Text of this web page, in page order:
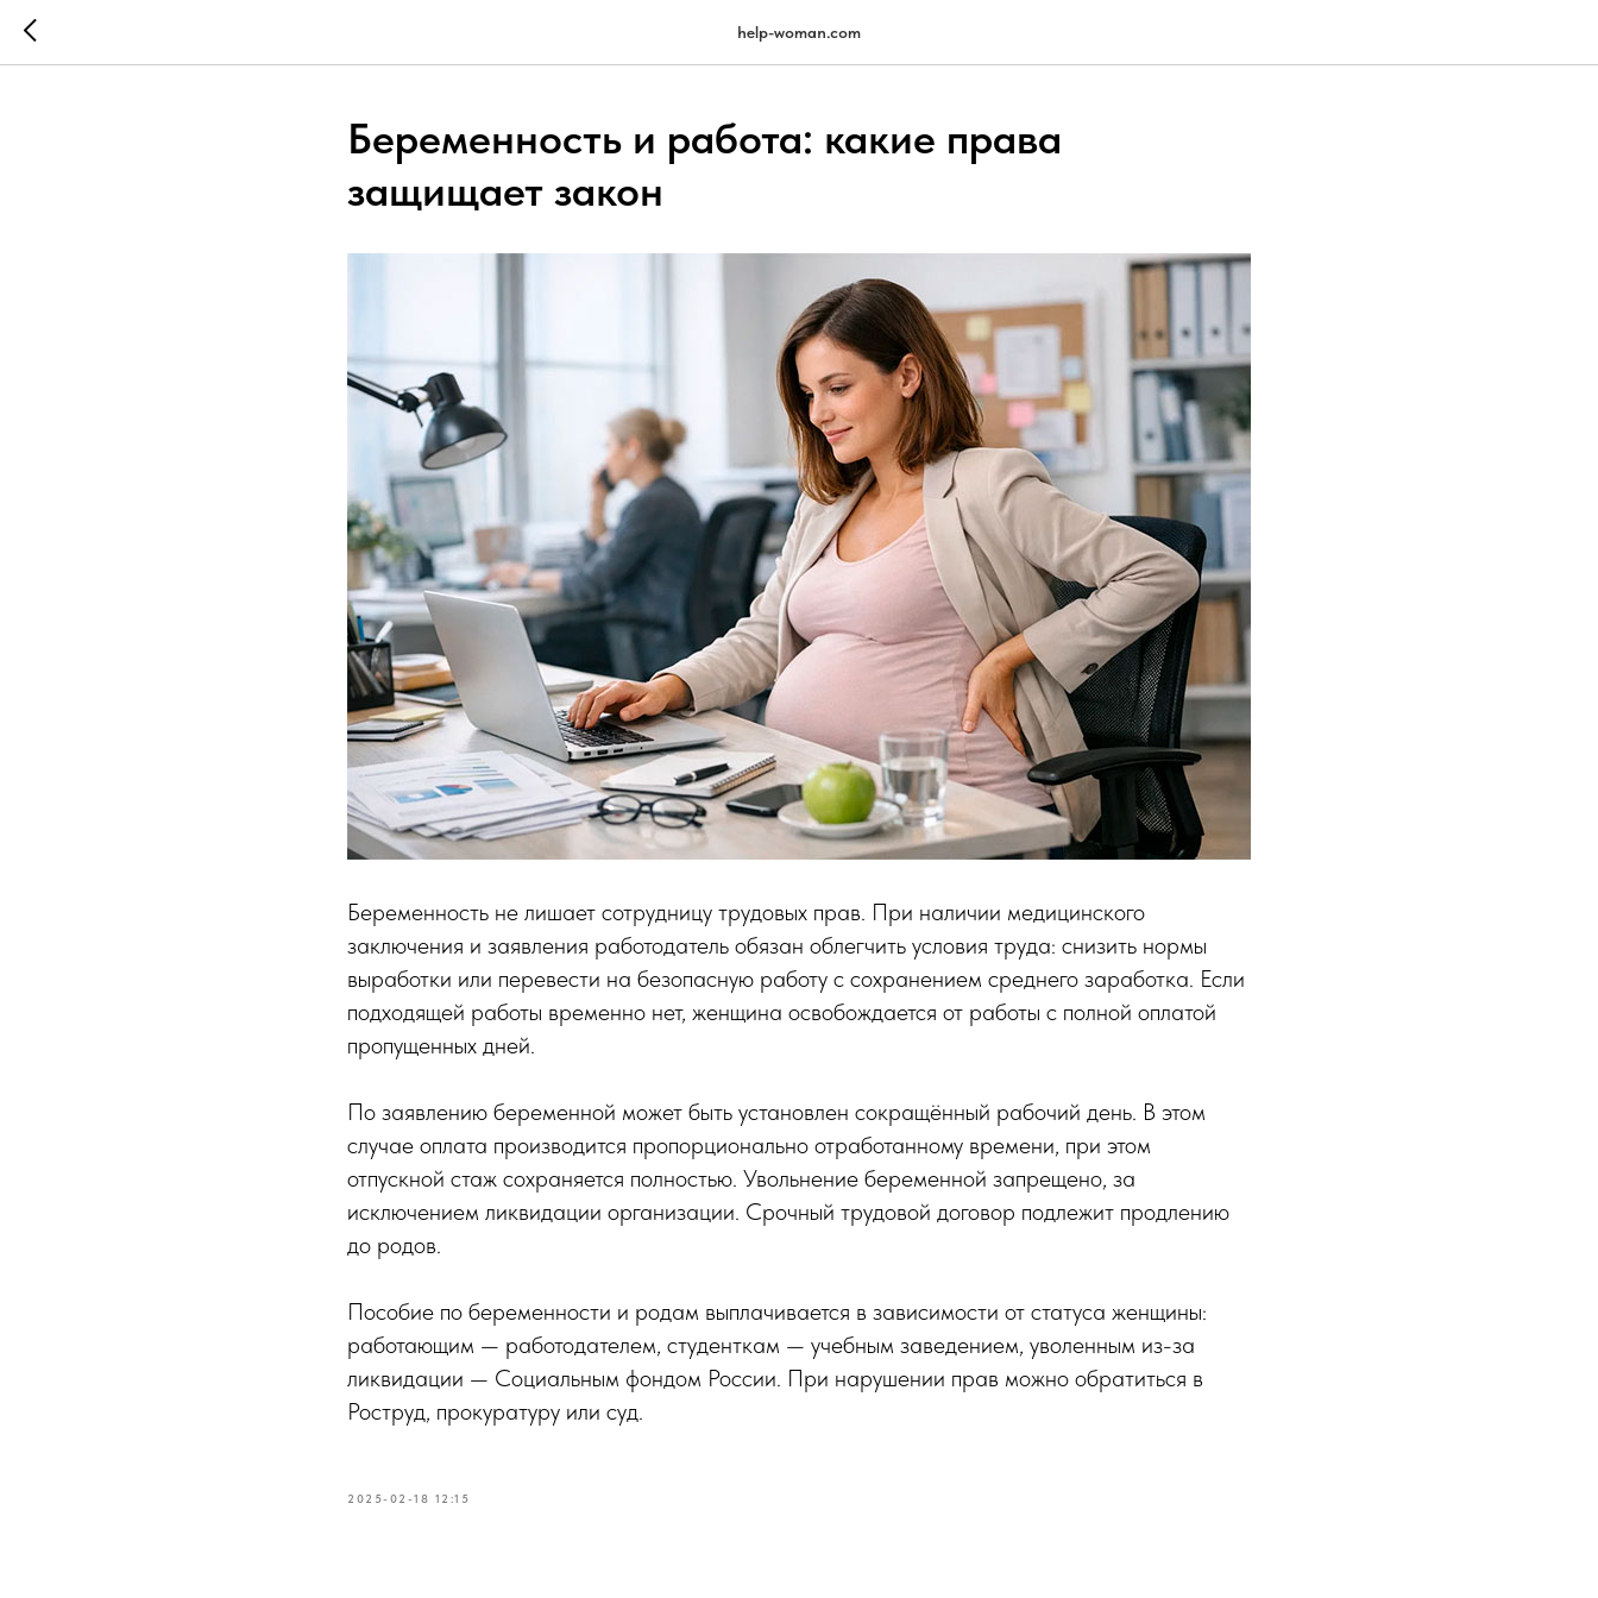
help-woman.com
Беременность и работа: какие права
защищает закон
Беременность не лишает сотрудницу трудовых прав. При наличии медицинского
заключения и заявления работодатель обязан облегчить условия труда: снизить нормы
выработки или перевести на безопасную работу с сохранением среднего заработка. Если
подходящей работы временно нет, женщина освобождается от работы с полной оплатой
пропущенных дней.
По заявлению беременной может быть установлен сокращённый рабочий день. В этом
случае оплата производится пропорционально отработанному времени, при этом
отпускной стаж сохраняется полностью. Увольнение беременной запрещено, за
исключением ликвидации организации. Срочный трудовой договор подлежит продлению
до родов.
Пособие по беременности и родам выплачивается в зависимости от статуса женщины:
работающим — работодателем, студенткам — учебным заведением, уволенным из-за
ликвидации — Социальным фондом России. При нарушении прав можно обратиться в
Роструд, прокуратуру или суд.
2025-02-18 12:15